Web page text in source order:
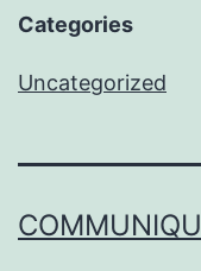
Categories
Uncategorized